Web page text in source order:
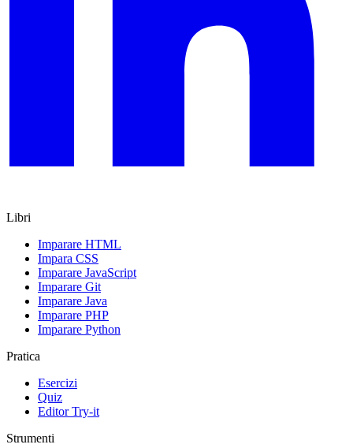
Libri
Imparare HTML
Impara CSS
Imparare JavaScript
Imparare Git
Imparare Java
Imparare PHP
Imparare Python
Pratica
Esercizi
Quiz
Editor Try-it
Strumenti